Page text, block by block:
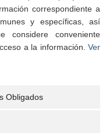
correspondiente a
y específicas, así
considere conveniente
a la información. Ver
Obligados